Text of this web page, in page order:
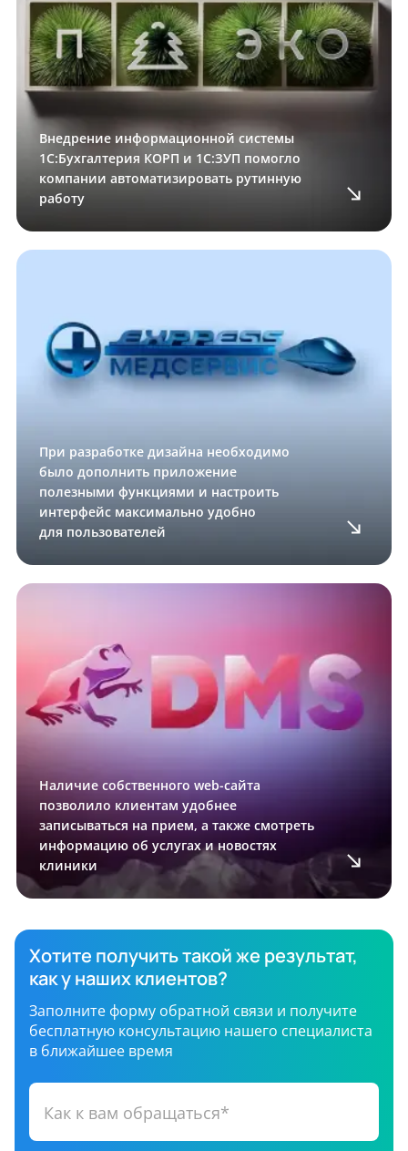
Внедрение информационной системы
1С:Бухгалтерия КОРП и 1С:ЗУП помогло
компании автоматизировать рутинную
работу
При разработке дизайна необходимо
было дополнить приложение
полезными функциями и настроить
интерфейс максимально удобно
для пользователей
Наличие собственного web-сайта
позволило клиентам удобнее
записываться на прием, а также смотреть
информацию об услугах и новостях
клиники
Хотите получить такой же результат,
как у наших клиентов?
Заполните форму обратной связи и получите
бесплатную консультацию нашего специалиста
в ближайшее время
Как к вам обращаться*